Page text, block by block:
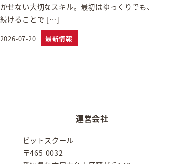
かせない大切なスキル。最初はゆっくりでも、
続けることで […]
投稿日
2026-07-20 最新情報
運営会社
ビットスクール
〒465-0032